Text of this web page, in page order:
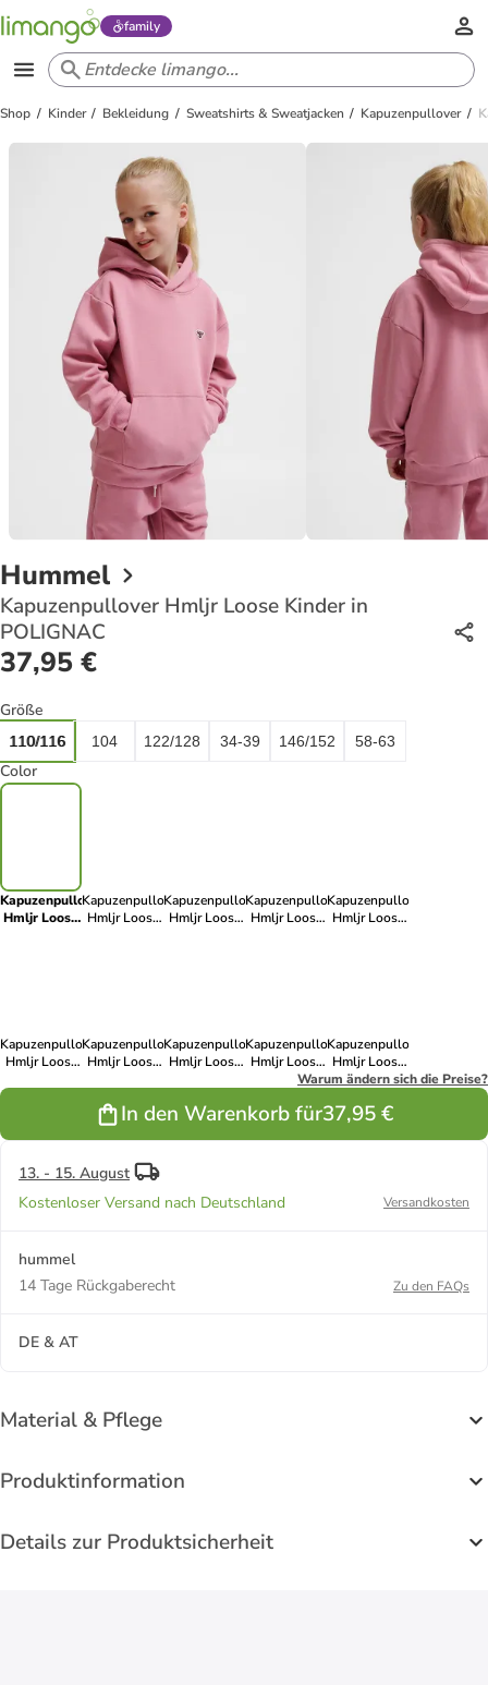
family
Shop Kinder Bekleidung Sweatshirts & Sweatjacken Kapuzenpullover
Hummel
Kapuzenpullover Hmljr Loose Kinder in
POLIGNAC
37,95 €
Größe
110/116 104 122/128 34-39 146/152 58-63
Color
Kapuzenpullover
Hmljr Loose
Kapuzenpullover
Hmljr Loose
Kapuzenpullover
Hmljr Loose
Kapuzenpullover
Hmljr Loose
Kapuzenpullover
Hmljr Loose
Kapuzenpullover
Hmljr Loose
FLINT STONE
Kapuzenpullover
Hmljr Loose
MELANGE
Kapuzenpullover
Hmljr Loose
Kapuzenpullover
Hmljr Loose
Kinder in
KHAKI
Kapuzenpullover
Hmljr Loose
Kinder in
DENIM
Warum ändern sich die Preise?
In den Warenkorb für37,95 €
13. - 15. August
Kostenloser Versand nach Deutschland
Versandkosten
hummel
14 Tage Rückgaberecht
Zu den FAQs
DE & AT
Material & Pflege
Produktinformation
Details zur Produktsicherheit